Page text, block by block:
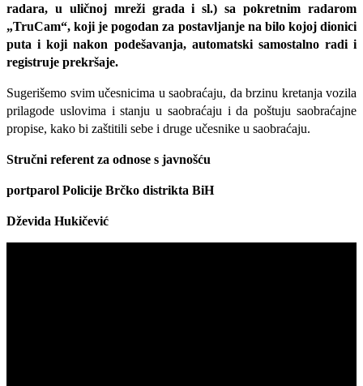
radara, u uličnoj mreži grada i sl.) sa pokretnim radarom
„TruCam“, koji je pogodan za postavljanje na bilo kojoj dionici
puta i koji nakon podešavanja, automatski samostalno radi i
registruje prekršaje.
Sugerišemo svim učesnicima u saobraćaju, da brzinu kretanja vozila
prilagode uslovima i stanju u saobraćaju i da poštuju saobraćajne
propise, kako bi zaštitili sebe i druge učesnike u saobraćaju.
Stručni referent za odnose s javnošću
portparol Policije Brčko distrikta BiH
Dževida Hukičević